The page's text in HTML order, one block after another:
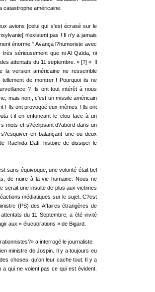
catastrophe américaine.
avions [celui qui s'est écrasé sur le
n'existent pas ! Il n'y a jamais
énorme." Avança l?humoriste avec
sérieusement que ni Al Qaïda, ni
attentats du 11 septembre. » [?] « Il
la version américaine ne ressemble
de montrer ! Pourquoi ils ne
? Ils ont tout intérêt à nous
mais non , c'est un missile américain
! Ils ont provoqué eux-mêmes ! Ils ont
t-il en enfonçant le clou face à un
mots et s?éclipsant d?abord dans un
en balançant une ou deux
Rachida Dati, histoire de dissiper le
sans équivoque, une volonté était bel
de nuire à la vie humaine. Nous ne
serait une insulte de plus aux victimes
médiatiques sur le sujet. C?est
(PS) des Affaires étrangères de
du 11 Septembre, a été invité
aux « élucubrations » de Bigard.
a interrogé le journaliste.
ministre de Jospin. Il y a toujours eu
choses, qu'on leur cache tout. Il y a
qui ne voient pas ce qui est évident.